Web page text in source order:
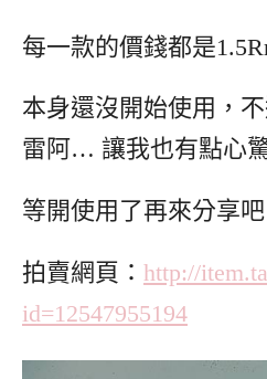
每一款的價錢都是
本身還沒開始使用，
雷阿… 讓我也有點心
等開使用了再來分享吧
拍賣網頁： http://
id=12547955194